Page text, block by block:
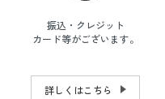
振込・クレジット
カード等がございます。
詳しくはこちら